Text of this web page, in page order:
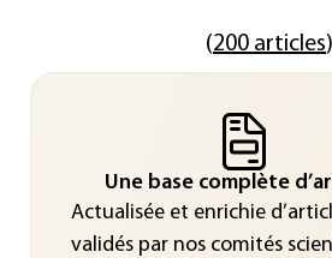
(200 articles)
Une base complète
Actualisée et enrichie
validés par nos comités